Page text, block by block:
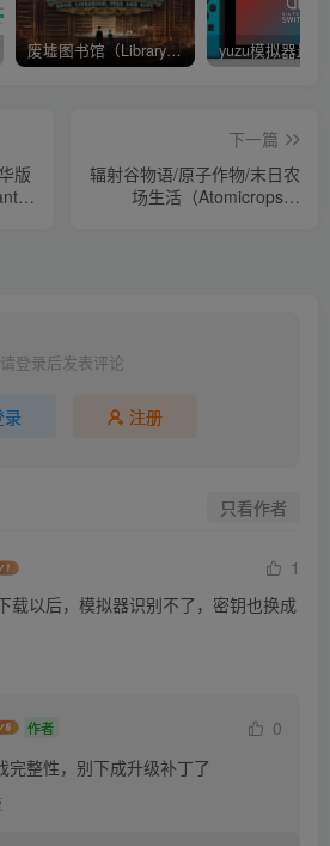
废墟图书馆（Library Of Ruina）v1.1.0.6a13 官中 附yuzu模拟器 本体+1.0.3升补
版
下一篇
辐射谷物语/原子作物/末日农
场生活（Atomicrops）
请登录后发表评论
录 注册
只看作者
1
载以后，模拟器识别不了，密钥也换成
作者
0
完整性，别下成升级补丁了